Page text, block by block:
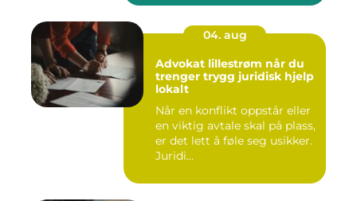
04. aug
Advokat lillestrøm når du
trenger trygg juridisk hjelp
lokalt
Når en konflikt oppstår eller
en viktig avtale skal på plass,
er det lett å føle seg usikker.
Juridi...